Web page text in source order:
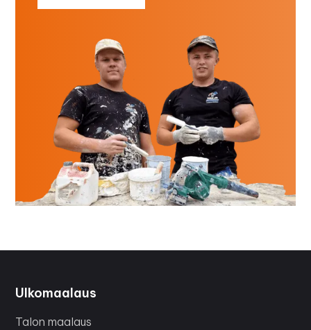
Ulkomaalaus
Talon maalaus